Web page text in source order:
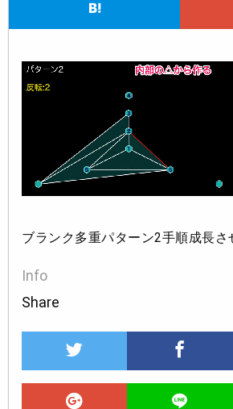
ブランク多重パターン2手順成長さ
Info
Share